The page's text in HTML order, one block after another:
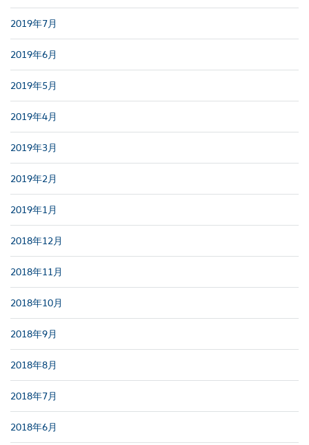
2019年7月
2019年6月
2019年5月
2019年4月
2019年3月
2019年2月
2019年1月
2018年12月
2018年11月
2018年10月
2018年9月
2018年8月
2018年7月
2018年6月